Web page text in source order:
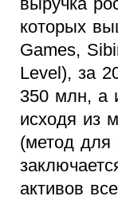
которых
Games,
Level), за
350 млн, а
исходя из
(метод для
активов